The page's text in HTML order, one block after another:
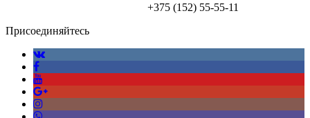
+375 (152) 55-55-11
Присоединяйтесь